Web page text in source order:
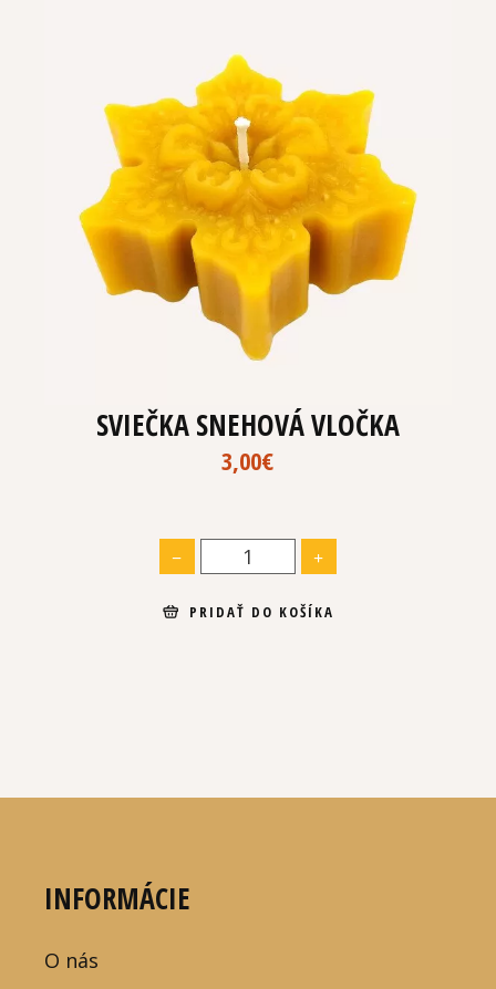
SVIEČKA SNEHOVÁ VLOČKA
3,00€
PRIDAŤ DO KOŠÍKA
INFORMÁCIE
O nás